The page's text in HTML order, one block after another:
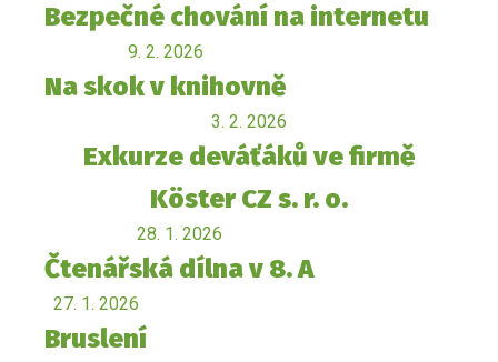
Bezpečné chování na internetu
9. 2. 2026
Na skok v knihovně
3. 2. 2026
Exkurze deváťáků ve firmě
Köster CZ s. r. o.
28. 1. 2026
Čtenářská dílna v 8. A
27. 1. 2026
Bruslení